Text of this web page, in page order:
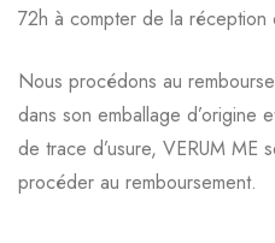
72h à compter de la réception
Nous procédons au
dans son emballage d’origine
de trace d’usure, VERUM
procéder au remboursement.